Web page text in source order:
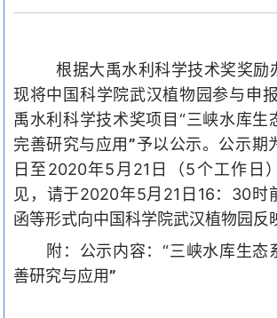
根据大禹水利科学技术奖奖励
现将中国科学院武汉植物园参与申
禹水利科学技术奖项目“三峡水库生
完善研究与应用”予以公示。公示期
日至2020年5 月 21 日（5个工作日
见，请于2020年5月 21 日 16： 30时
函等形式向中国科学院武汉植物园反
附：公示内容：“三峡水库生态
善研究与应用”